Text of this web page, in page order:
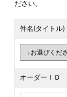
ださい。
件名(タイトル)
オーダーＩＤ